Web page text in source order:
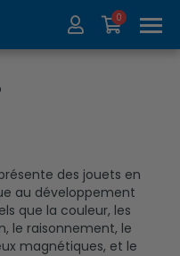
Update
0
des jouets en
au développement
que la couleur, les
le raisonnement, le
magnétiques, et le